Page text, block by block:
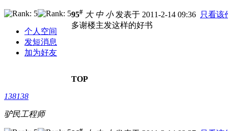
个人空间
发短消息
加为好友
95# 大 中 小发表于 2011-2-14 09:36 只看该
多谢楼主发这样的好书
TOP
138138
驴民工程师